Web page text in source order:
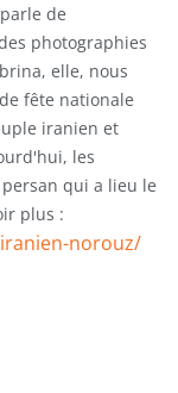
de
photographies
elle, nous
fête nationale
iranien et
les
qui a lieu le
plus :
norouz/